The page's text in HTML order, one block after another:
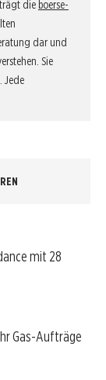
die boerse-
dar und
Sie
Jede
mit 28
Gas-Aufträge